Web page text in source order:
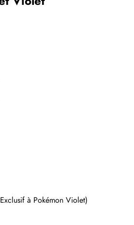
à Pokémon Violet)